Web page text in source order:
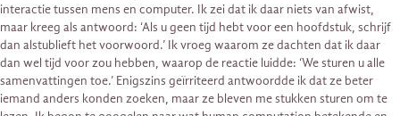
interactie tussen mens en computer. Ik zei dat ik daar niets van afwist,
maar kreeg als antwoord: ‘Als u geen tijd hebt voor een ​​hoofdstuk, schrijf
dan alstublieft het voorwoord.’ Ik vroeg waarom ze dachten dat ik daar
dan wel tijd voor zou hebben, waarop de reactie luidde: ‘We sturen u alle
samenvattingen toe.’ Enigszins geïrriteerd antwoordde ik dat ze beter
iemand anders konden zoeken, maar ze bleven me stukken sturen om te